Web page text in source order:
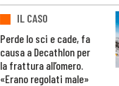
IL CASO
Perde lo sci e cade, fa
causa a Decathlon per
la frattura all’omero.
«Erano regolati male»